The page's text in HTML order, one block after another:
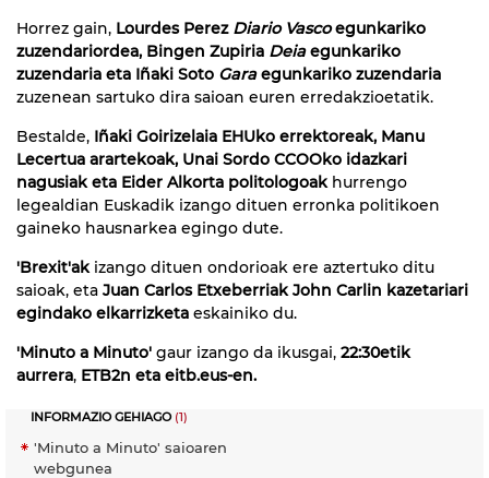
Horrez gain, Lourdes Perez Diario Vascoegunkariko
zuzendariordea, Bingen Zupiria Deiaegunkariko
zuzendaria eta Iñaki Soto Garaegunkariko zuzendaria
zuzenean sartuko dira saioan euren erredakzioetatik.
Bestalde, Iñaki Goirizelaia EHUko errektoreak, Manu
Lecertua arartekoak, Unai Sordo CCOOko idazkari
nagusiak eta Eider Alkorta politologoakhurrengo
legealdian Euskadik izango dituen erronka politikoen
gaineko hausnarkea egingo dute.
'Brexit'ak izango dituen ondorioak ere aztertuko ditu
saioak, eta Juan Carlos Etxeberriak John Carlin kazetariari
egindako elkarrizketa eskainiko du.
'Minuto a Minuto' gaur izango da ikusgai, 22:30etik
aurrera, ETB2n eta eitb.eus-en.
INFORMAZIO GEHIAGO(1)
'Minuto a Minuto' saioaren
webgunea